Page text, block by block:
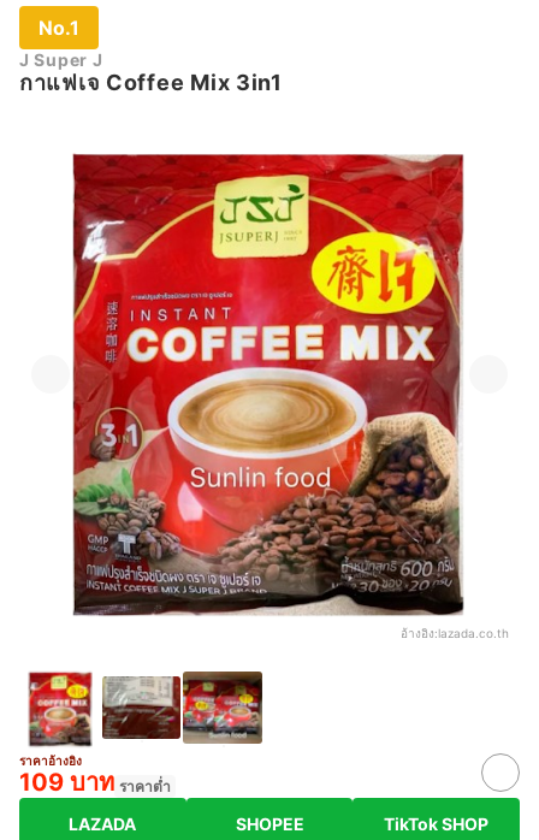
No.1
J Super J
กาแฟเจ Coffee Mix 3in1
อ้างอิง:lazada.co.th
ราคาอ้างอิง
109 บาท ราคาต่ำ
LAZADA SHOPEE TikTok SHOP